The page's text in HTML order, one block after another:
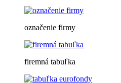
označenie firmy
firemná tabuľka